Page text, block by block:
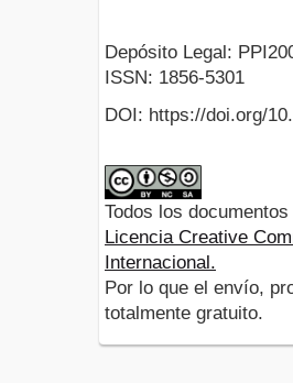
Depósito Legal:
ISSN: 1856-5301
DOI: https://doi.org/
Todos los
Licencia Creative
Internacional.
Por lo que el envío,
totalmente gratuito.